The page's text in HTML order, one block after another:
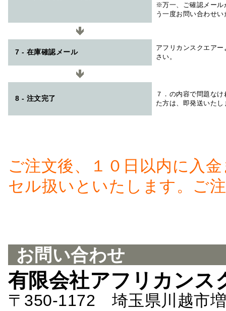
※万一、ご確認メール
う一度お問い合わせ
7 - 在庫確認メール
アフリカンスクエアー
さい。
8 - 注文完了
７．の内容で問題な
た方は、即発送いたし
ご注文後、１０日以内に入
セル扱いといたします。ご
お問い合わせ
有限会社アフリカンス
〒350-1172 埼玉県川越市